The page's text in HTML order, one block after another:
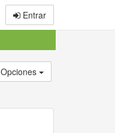
Entrar
Opciones